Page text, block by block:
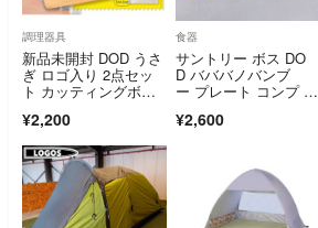
調理器具
新品未開封 DOD うさ
ぎ ロゴ入り 2点セッ
ト カッティングボー
チ ギアケース 付録
¥2,200
食器
サントリー ボス DO
D バババノバンブ
ー プレート コンプ 全
¥2,600